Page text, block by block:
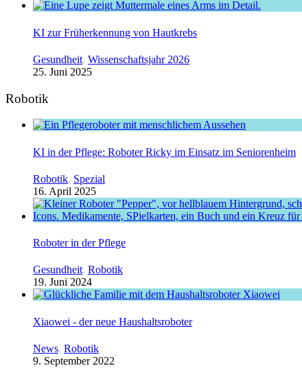
KI zur Früherkennung von Hautkrebs
Gesundheit, Wissenschaftsjahr 2026
25. Juni 2025
Robotik
KI in der Pflege: Roboter Ricky im Einsatz im Seniorenheim
Robotik, Spezial
16. April 2025
Roboter in der Pflege
Gesundheit, Robotik
19. Juni 2024
Xiaowei - der neue Haushaltsroboter
News, Robotik
9. September 2022